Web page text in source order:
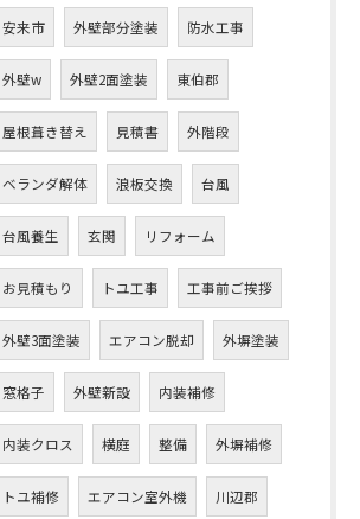
安来市 外壁部分塗装 防水工事
外壁w 外壁2面塗装 東伯郡
屋根葺き替え 見積書 外階段
ベランダ解体 浪板交換 台風
台風養生 玄関 リフォーム
お見積もり トユ工事 工事前ご挨拶
外壁3面塗装 エアコン脱却 外塀塗装
窓格子 外壁新設 内装補修
内装クロス 横庭 整備 外塀補修
トユ補修 エアコン室外機 川辺郡